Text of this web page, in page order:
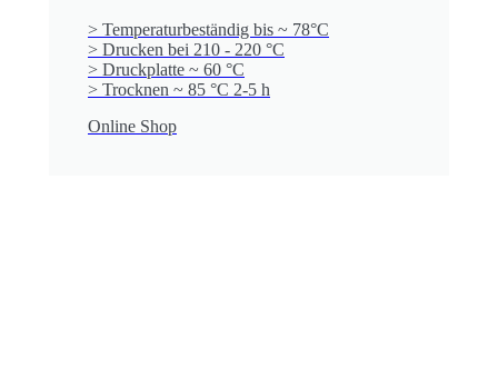
> Temperaturbeständig bis ~ 78°C
> Drucken bei 210 - 220 °C
> Druckplatte ~ 60 °C
> Trocknen ~ 85 °C 2-5 h
Online Shop